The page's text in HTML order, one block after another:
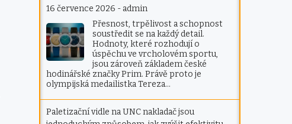
16 července 2026 - admin
Přesnost, trpělivost a schopnost
soustředit se na každý detail.
Hodnoty, které rozhodují o
úspěchu ve vrcholovém sportu,
jsou zároveň základem české
hodinářské značky Prim. Právě proto je
olympijská medailistka Tereza…
Paletizační vidle na UNC nakladač jsou